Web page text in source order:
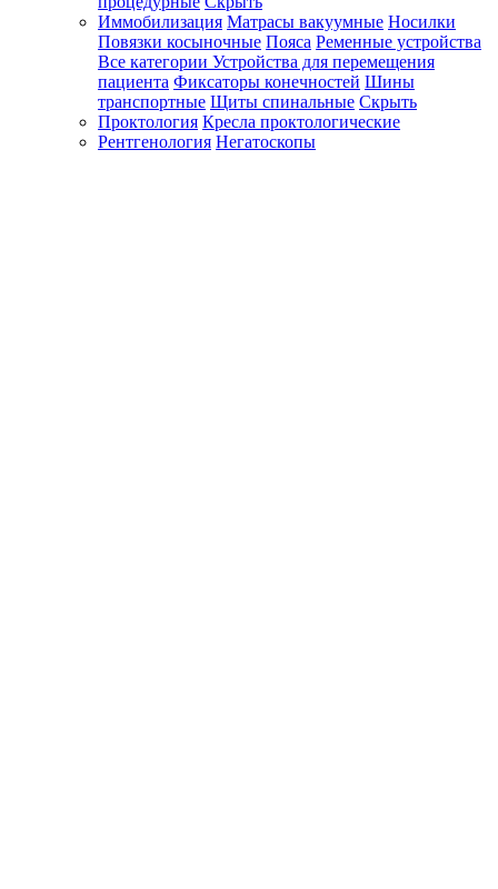
Иммобилизация Матрасы вакуумные Носилки
Повязки косыночные Пояса Ременные устройства
Все категории Устройства для перемещения
пациента Фиксаторы конечностей Шины
транспортные Щиты спинальные Скрыть
Проктология Кресла проктологические
Рентгенология Негатоскопы